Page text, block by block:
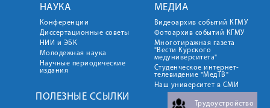
НАУКА
Конференции
Диссертационные советы
НИИ и ЭБК
Молодежная наука
Научные периодические
издания
МЕДИА
Видеоархив событий КГМУ
Фотоархив событий КГМУ
Многотиражная газета
"Вести Курского
медуниверситета"
Студенческое интернет-
телевидение "МедТВ"
Наш университет в СМИ
ПОЛЕЗНЫЕ ССЫЛКИ
Трудоустройство